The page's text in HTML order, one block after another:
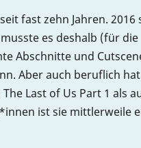
fast zehn Jahren. 2016
es deshalb (für die
Abschnitte und
Aber auch beruflich
Last of Us Part 1 als
ist sie mittlerweile